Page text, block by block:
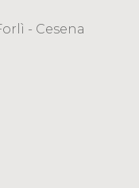
- Cesena